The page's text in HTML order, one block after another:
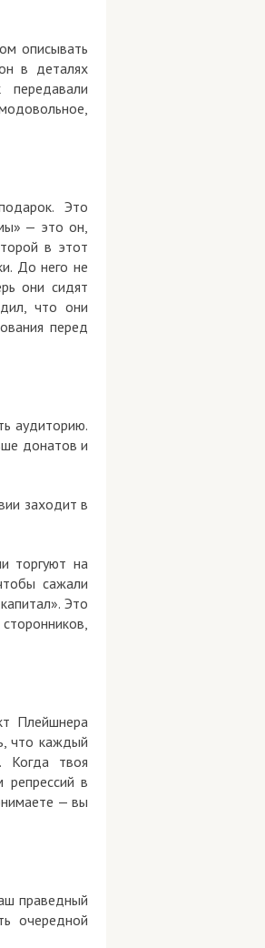
описывать
в деталях
Это
— это он,
в этот
До него не
они сидят
что они
перед
аудиторию.
донатов и
заходит в
торгуют на
сажали
Это
Плейшнера
что каждый
твоя
репрессий в
— вы
праведный
очередной